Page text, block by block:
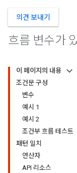
의견 보내기
흐름 변수가
이 페이지의 내용
조건문 구성
변수
예시 1
예시 2
조건부 흐름 테스트
패턴 일치
연산자
API 리소스